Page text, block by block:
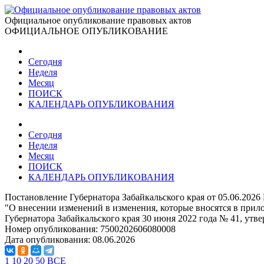
Официальное опубликование правовых актов
ОФИЦИАЛЬНОЕ ОПУБЛИКОВАНИЕ
Сегодня
Неделя
Месяц
ПОИСК
КАЛЕНДАРЬ ОПУБЛИКОВАНИЯ
Сегодня
Неделя
Месяц
ПОИСК
КАЛЕНДАРЬ ОПУБЛИКОВАНИЯ
Постановление Губернатора Забайкальского края от
"О внесении изменений в изменения, которые вносятся в
Губернатора Забайкальского края 30 июня 2022 года № 41,
Номер опубликования: 7500202606080008
Дата опубликования: 08.06.2026
1 10 20 50 ВСЕ